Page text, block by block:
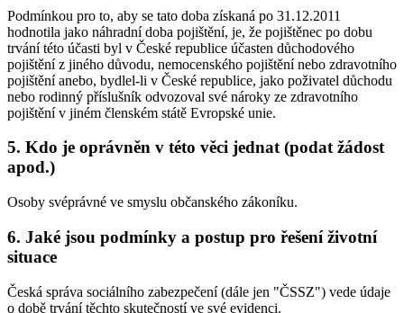
Podmínkou pro to, aby se tato doba získaná po 31.12.2011
hodnotila jako náhradní doba pojištění, je, že pojištěnec po dobu
trvání této účasti byl v České republice účasten důchodového
pojištění z jiného důvodu, nemocenského pojištění nebo zdravotního
pojištění anebo, bydlel-li v České republice, jako poživatel důchodu
nebo rodinný příslušník odvozoval své nároky ze zdravotního
pojištění v jiném členském státě Evropské unie.
5. Kdo je oprávněn v této věci jednat (podat žádost
apod.)
Osoby svéprávné ve smyslu občanského zákoníku.
6. Jaké jsou podmínky a postup pro řešení životní
situace
Česká správa sociálního zabezpečení (dále jen "ČSSZ") vede údaje
o době trvání těchto skutečností ve své evidenci.